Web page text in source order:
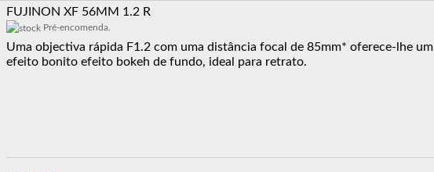
FUJINON XF 56MM 1.2 R
Pré-encomenda.
Uma objectiva rápida F1.2 com uma distância focal de 85mm* oferece-lhe um
efeito bonito efeito bokeh de fundo, ideal para retrato.